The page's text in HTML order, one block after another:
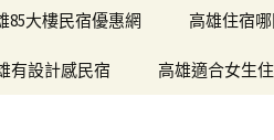
85大樓民宿優惠網 高雄住宿
有設計感民宿 高雄適合女生